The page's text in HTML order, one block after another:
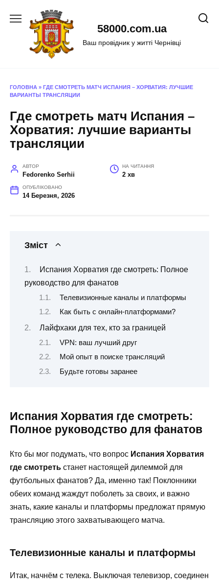
58000.com.ua
Ваш провідник у житті Чернівці
ГОЛОВНА » ГДЕ СМОТРЕТЬ МАТЧ ИСПАНИЯ – ХОРВАТИЯ: ЛУЧШИЕ
ВАРИАНТЫ ТРАНСЛЯЦИИ
Где смотреть матч Испания –
Хорватия: лучшие варианты
трансляции
АВТОР
Fedorenko Serhii
НА ЧИТАННЯ
2 хв
ОПУБЛІКОВАНО
14 Березня, 2026
Зміст
Испания Хорватия где смотреть: Полное
руководство для фанатов
Телевизионные каналы и платформы
Как быть с онлайн-платформами?
Лайфхаки для тех, кто за границей
VPN: ваш лучший друг
Мой опыт в поиске трансляций
Будьте готовы заранее
Испания Хорватия где смотреть:
Полное руководство для фанатов
Кто бы мог подумать, что вопрос Испания Хорватия
где смотреть станет настоящей дилеммой для
футбольных фанатов? Да, именно так! Поклонники
обеих команд жаждут поболеть за своих, и важно
знать, какие каналы и платформы предложат прямую
трансляцию этого захватывающего матча.
Телевизионные каналы и платформы
Итак, начнём с телека. Выключая телевизор, соединен